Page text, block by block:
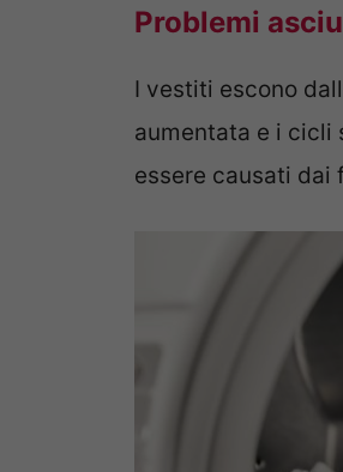
Problemi
I vestiti escono
aumentata e i cicli
essere causati dai